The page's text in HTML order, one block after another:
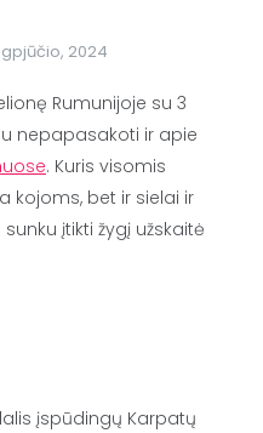
2024
Rumunijoje su 3
nepapasakoti ir apie
. Kuris visomis
kojoms, bet ir sielai ir
įtikti žygį užskaitė
įspūdingų Karpatų